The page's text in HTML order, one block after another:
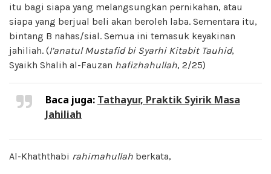
itu bagi siapa yang melangsungkan pernikahan, atau
siapa yang berjual beli akan beroleh laba. Sementara itu,
bintang B nahas/sial. Semua ini temasuk keyakinan
jahiliah. (I’anatul Mustafid bi Syarhi Kitabit Tauhid,
Syaikh Shalih al-Fauzan hafizhahullah, 2/25)
Baca juga: Tathayur, Praktik Syirik Masa
Jahiliah
Al-Khaththabi rahimahullah berkata,